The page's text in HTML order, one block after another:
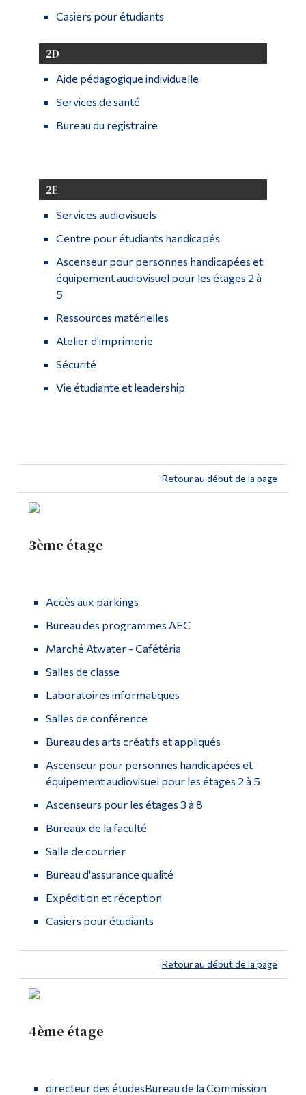
Casiers pour étudiants
2D
Aide pédagogique individuelle
Services de santé
Bureau du registraire
2E
Services audiovisuels
Centre pour étudiants handicapés
Ascenseur pour personnes handicapées et
équipement audiovisuel pour les étages 2 à
5
Ressources matérielles
Atelier d'imprimerie
Sécurité
Vie étudiante et leadership
Retour au début de la page
3ème étage
Accès aux parkings
Bureau des programmes AEC
Marché Atwater - Cafétéria
Salles de classe
Laboratoires informatiques
Salles de conférence
Bureau des arts créatifs et appliqués
Ascenseur pour personnes handicapées et
équipement audiovisuel pour les étages 2 à 5
Ascenseurs pour les étages 3 à 8
Bureaux de la faculté
Salle de courrier
Bureau d'assurance qualité
Expédition et réception
Casiers pour étudiants
Retour au début de la page
4ème étage
directeur des étudesBureau de la Commission